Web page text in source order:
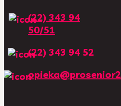
(22) 343 94
50/51
(22) 343 94 52